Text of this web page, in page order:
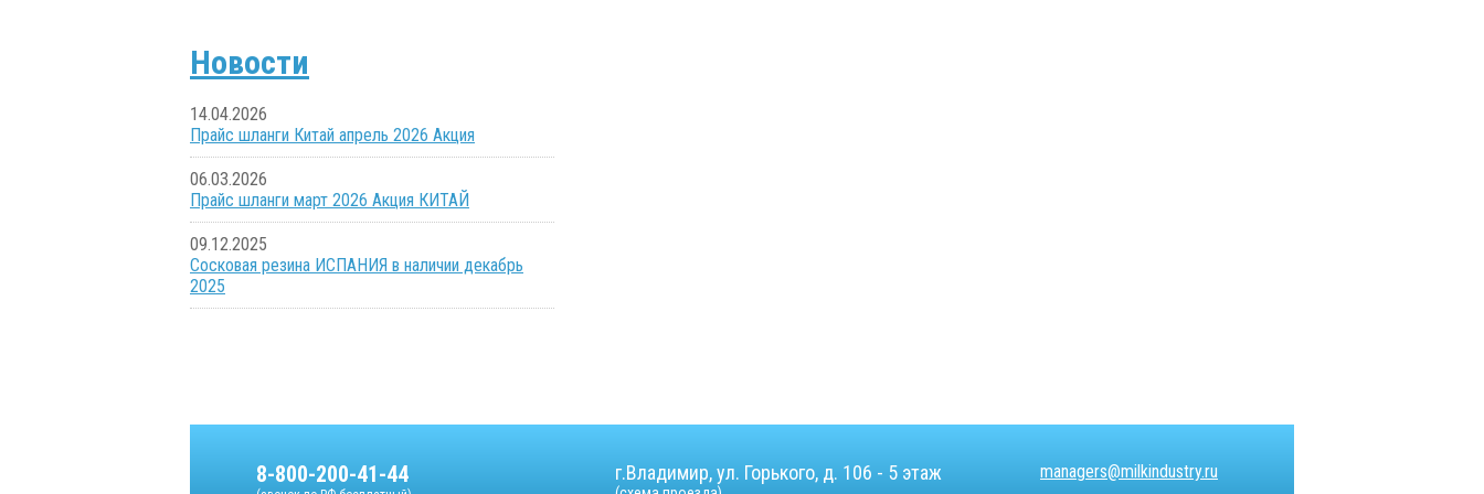
Новости
14.04.2026
Прайс шланги Китай апрель 2026 Акция
06.03.2026
Прайс шланги март 2026 Акция КИТАЙ
09.12.2025
Сосковая резина ИСПАНИЯ в наличии декабрь
2025
8-800-200-41-44 г.Владимир, ул. Горького, д. 106 - 5 этаж managers@milkindustry.ru